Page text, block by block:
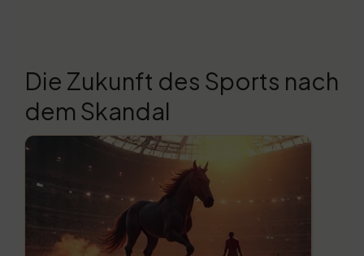
Die Zukunft des Sports nach
dem Skandal